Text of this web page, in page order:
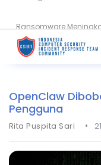
Ruflo Rentan Diretas,
OpenClaw
Pengguna
Rita Puspita Sari •